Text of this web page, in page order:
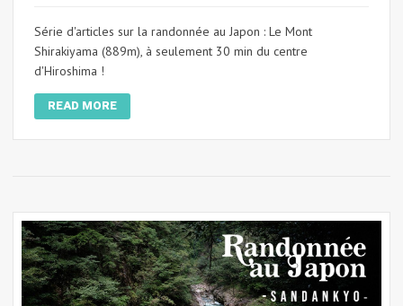
Série d'articles sur la randonnée au Japon : Le Mont
Shirakiyama (889m), à seulement 30 min du centre
d'Hiroshima !
READ MORE